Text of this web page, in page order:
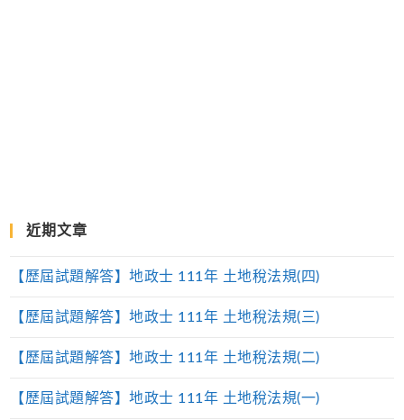
近期文章
【歷屆試題解答】地政士 111年 土地稅法規(四)
【歷屆試題解答】地政士 111年 土地稅法規(三)
【歷屆試題解答】地政士 111年 土地稅法規(二)
【歷屆試題解答】地政士 111年 土地稅法規(一)